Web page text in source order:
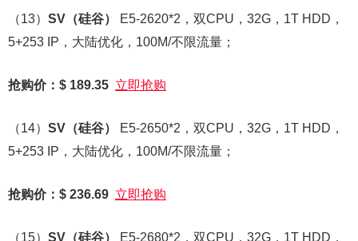
（13） SV （硅谷）
E5-2620*2，双CPU，32G，1T HDD，
5+253 IP，大陆优化，100M/不限流量；
抢购价：$ 189.35 立即抢购
（14） SV （硅谷）
E5-2650*2，双CPU，32G，1T HDD，
5+253 IP，大陆优化，100M/不限流量；
抢购价：$ 236.69 立即抢购
（15） SV （硅谷）
E5-2680*2，双CPU，32G，1T HDD，